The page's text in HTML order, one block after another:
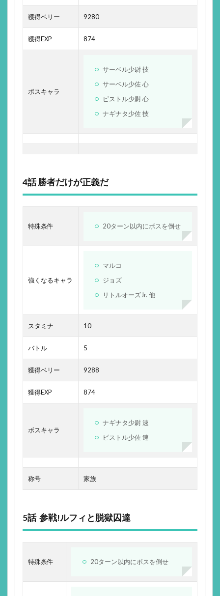
獲得ベリー 9280
獲得EXP 874
ボスキャラ
サーベル少尉 技
サーベル少佐 心
ピストル少尉 心
ナギナタ少佐 技
4話 勝者だけが正義だ
特殊条件 20ターン以内にボスを倒せ
強くなるキャラ
マルコ
ジョズ
リトルオーズJr. 他
スタミナ 10
バトル 5
獲得ベリー 9288
獲得EXP 874
ボスキャラ
ナギナタ少尉 速
ピストル少佐 速
称号 家族
5話 参戦!ルフィと脱獄囚達
特殊条件 20ターン以内にボスを倒せ